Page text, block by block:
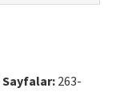
Sayfalar: 263-